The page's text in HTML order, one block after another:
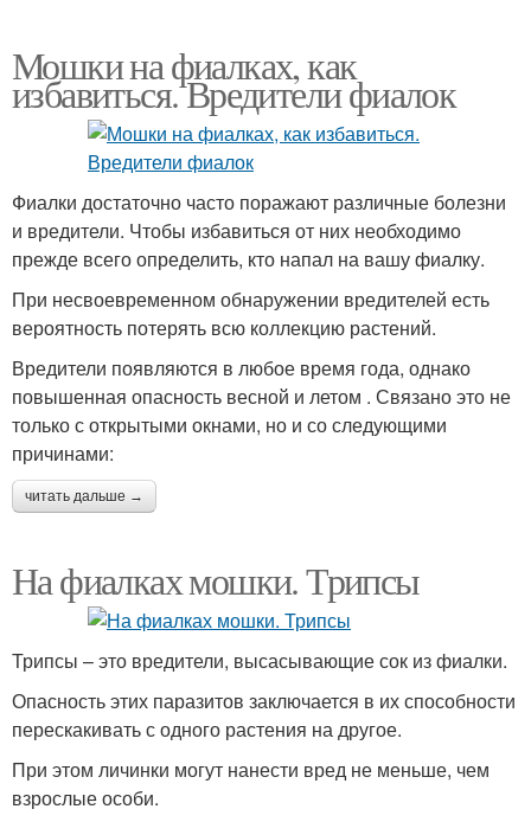
Мошки на фиалках, как
избавиться. Вредители фиалок
Фиалки достаточно часто поражают различные болезни
и вредители. Чтобы избавиться от них необходимо
прежде всего определить, кто напал на вашу фиалку.
При несвоевременном обнаружении вредителей есть
вероятность потерять всю коллекцию растений.
Вредители появляются в любое время года, однако
повышенная опасность весной и летом . Связано это не
только с открытыми окнами, но и со следующими
причинами:
читать дальше →
На фиалках мошки. Трипсы
Трипсы – это вредители, высасывающие сок из фиалки.
Опасность этих паразитов заключается в их способности
перескакивать с одного растения на другое.
При этом личинки могут нанести вред не меньше, чем
взрослые особи.